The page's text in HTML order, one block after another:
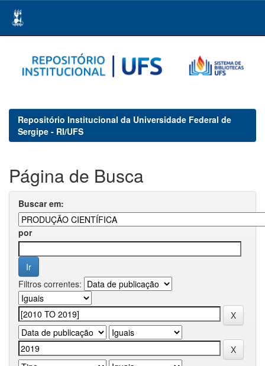
navigation
Repositório Institucional da Universidade Federal de
Sergipe - RI/UFS
Página de Busca
Buscar em:
por
Filtros correntes: